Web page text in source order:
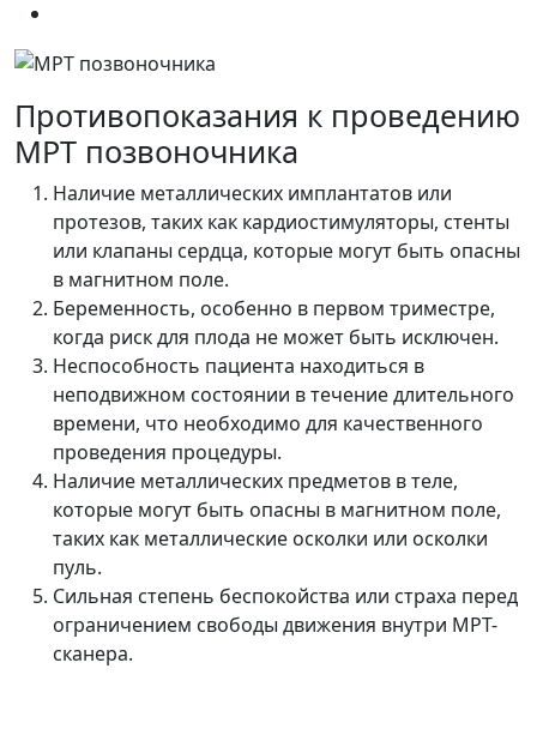
Противопоказания к проведению
МРТ позвоночника
Наличие металлических имплантатов или
протезов, таких как кардиостимуляторы, стенты
или клапаны сердца, которые могут быть опасны
в магнитном поле.
Беременность, особенно в первом триместре,
когда риск для плода не может быть исключен.
Неспособность пациента находиться в
неподвижном состоянии в течение длительного
времени, что необходимо для качественного
проведения процедуры.
Наличие металлических предметов в теле,
которые могут быть опасны в магнитном поле,
таких как металлические осколки или осколки
пуль.
Сильная степень беспокойства или страха перед
ограничением свободы движения внутри МРТ-
сканера.